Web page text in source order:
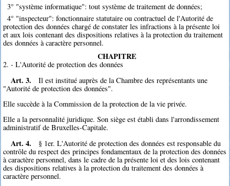
3° "système informatique": tout système de traitement de données;
4° "inspecteur": fonctionnaire statutaire ou contractuel de l'Autorité de
protection des données chargé de constater les infractions à la présente loi
et aux lois contenant des dispositions relatives à la protection du traitement
des données à caractère personnel.
CHAPITRE
2. - L'Autorité de protection des données
Art. 3.
Il est institué auprès de la Chambre des représentants une
"Autorité de protection des données".
Elle succède à la Commission de la protection de la vie privée.
Elle a la personnalité juridique. Son siège est établi dans l'arrondissement
administratif de Bruxelles-Capitale.
Art. 4.
§ 1er. L'Autorité de protection des données est responsable du
contrôle du respect des principes fondamentaux de la protection des données
à caractère personnel, dans le cadre de la présente loi et des lois contenant
des dispositions relatives à la protection du traitement des données à
caractère personnel.